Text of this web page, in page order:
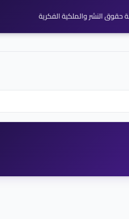
حقوق النشر والملكية الفكرية